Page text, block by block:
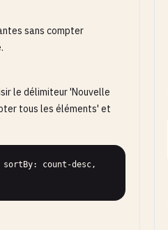
sans compter
le délimiteur 'Nouvelle
tous les éléments' et
count-desc,